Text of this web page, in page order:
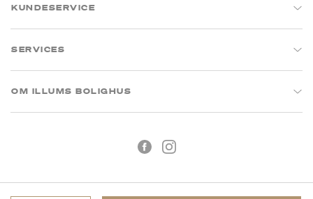
KUNDESERVICE
SERVICES
OM ILLUMS BOLIGHUS